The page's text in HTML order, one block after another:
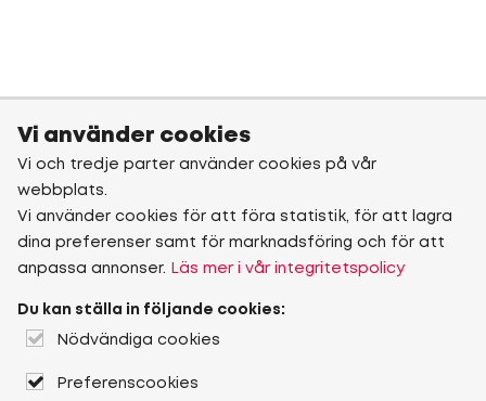
Vi använder cookies
Vi och tredje parter använder cookies på vår
webbplats.
Vi använder cookies för att föra statistik, för att lagra
dina preferenser samt för marknadsföring och för att
anpassa annonser.
Läs mer i vår integritetspolicy
Du kan ställa in följande cookies:
Nödvändiga cookies
Preferenscookies